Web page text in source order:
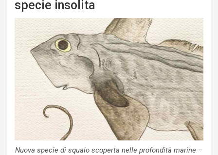
specie insolita
Nuova specie di squalo scoperta nelle profondità marine –